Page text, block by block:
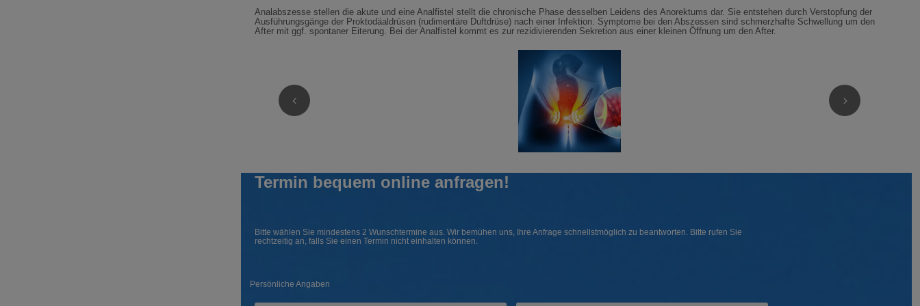
Analabszesse stellen die akute und eine Analfistel stellt die chronische Phase desselben Leidens des Anorektums dar. Sie entstehen durch Verstopfung der
Ausführungsgänge der Proktodäaldrüsen (rudimentäre Duftdrüse) nach einer Infektion. Symptome bei den Abszessen sind schmerzhafte Schwellung um den
After mit ggf. spontaner Eiterung. Bei der Analfistel kommt es zur rezidivierenden Sekretion aus einer kleinen Öffnung um den After.
Termin bequem online anfragen!
Bitte wählen Sie mindestens 2 Wunschtermine aus. Wir bemühen uns, Ihre Anfrage schnellstmöglich zu beantworten. Bitte rufen Sie
rechtzeitig an, falls Sie einen Termin nicht einhalten können.
Persönliche Angaben